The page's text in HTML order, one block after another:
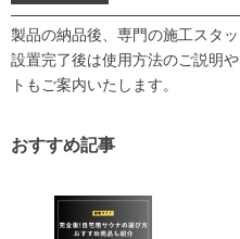
製品の納品後、専門の施工スタッ
設置完了後は使用方法のご説明
トもご案内いたします。
おすすめ記事